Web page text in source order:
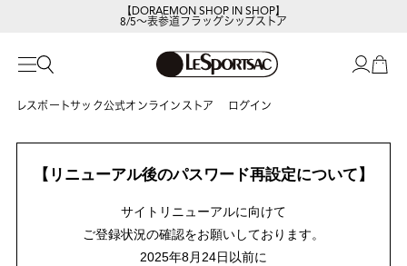
【DORAEMON SHOP IN SHOP】
8/5～表参道フラッグシップストア
レスポートサック公式オンラインストア ログイン
【リニューアル後のパスワード再設定について】
サイトリニューアルに向けて
ご登録状況の確認をお願いしております。
2025年8月24日以前に